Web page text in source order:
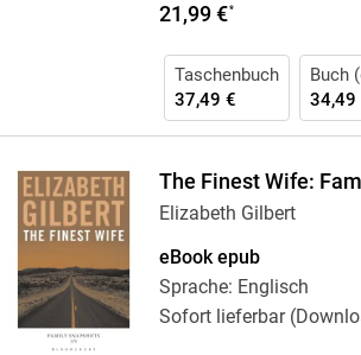
21,99 €*
Taschenbuch
37,49 €
Buch
34,49
The Finest Wife:
Elizabeth Gilbert
eBook epub
Sprache: Englisch
Sofort lieferbar